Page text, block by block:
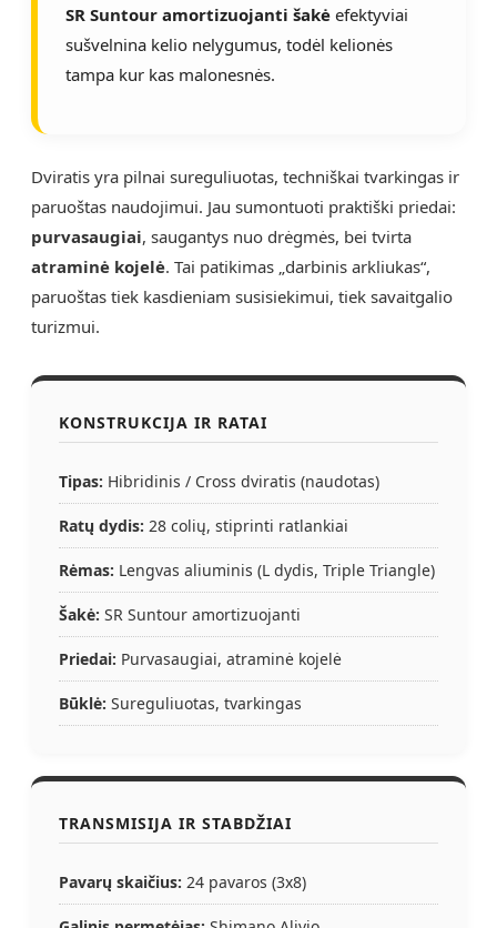
SR Suntour amortizuojanti šakė efektyviai
sušvelnina kelio nelygumus, todėl kelionės
tampa kur kas malonesnės.
Dviratis yra pilnai sureguliuotas, techniškai tvarkingas ir
paruoštas naudojimui. Jau sumontuoti praktiški priedai:
purvasaugiai, saugantys nuo drėgmės, bei tvirta
atraminė kojelė. Tai patikimas „darbinis arkliukas“,
paruoštas tiek kasdieniam susisiekimui, tiek savaitgalio
turizmui.
KONSTRUKCIJA IR RATAI
Tipas: Hibridinis / Cross dviratis (naudotas)
Ratų dydis: 28 colių, stiprinti ratlankiai
Rėmas: Lengvas aliuminis (L dydis, Triple Triangle)
Šakė: SR Suntour amortizuojanti
Priedai: Purvasaugiai, atraminė kojelė
Būklė: Sureguliuotas, tvarkingas
TRANSMISIJA IR STABDŽIAI
Pavarų skaičius: 24 pavaros (3x8)